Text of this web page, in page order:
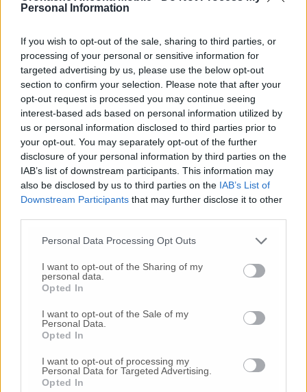
Personal Information
If you wish to opt-out of the sale, sharing to third parties, or
processing of your personal or sensitive information for
targeted advertising by us, please use the below opt-out
section to confirm your selection. Please note that after your
opt-out request is processed you may continue seeing
interest-based ads based on personal information utilized by
us or personal information disclosed to third parties prior to
your opt-out. You may separately opt-out of the further
disclosure of your personal information by third parties on the
IAB’s list of downstream participants. This information may
also be disclosed by us to third parties on the IAB’s List of
Downstream Participants that may further disclose it to other
Personal Data Processing Opt Outs
I want to opt-out of the Sharing of my
personal data.
Opted In
I want to opt-out of the Sale of my
Personal Data.
Opted In
I want to opt-out of processing my
Personal Data for Targeted Advertising.
Opted In
fatta carta straccia .Ora l’Inrca ha inglobato
La svolta, da oggi l’ospedale di Osimo è Inrca: ecco
che cosa succederà nella fase di transizione dei
servizi
© RIPRODUZIONE RISERVATA
Vai alla home
Commenti
Nessun commento presente
Commenta